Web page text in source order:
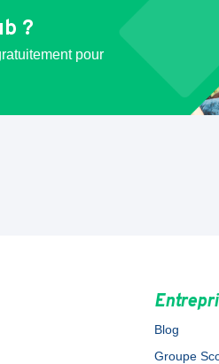
?
pour
Blog
Groupe